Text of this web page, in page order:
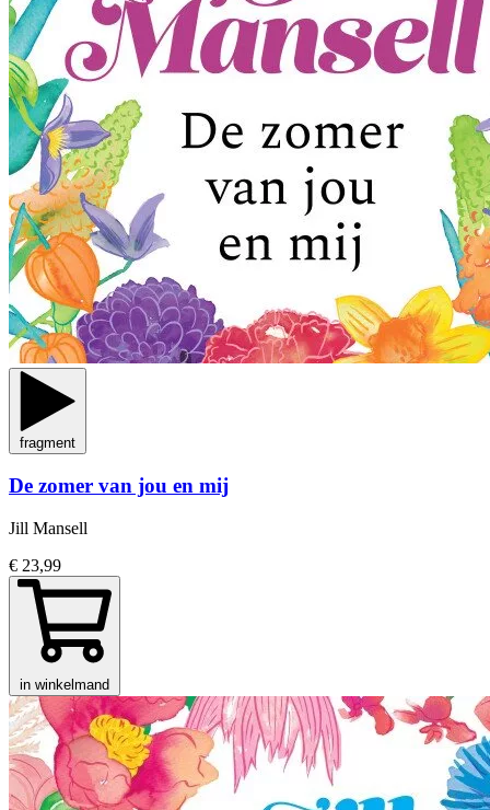
fragment
De zomer van jou en mij
Jill Mansell
€ 23,99
in winkelmand